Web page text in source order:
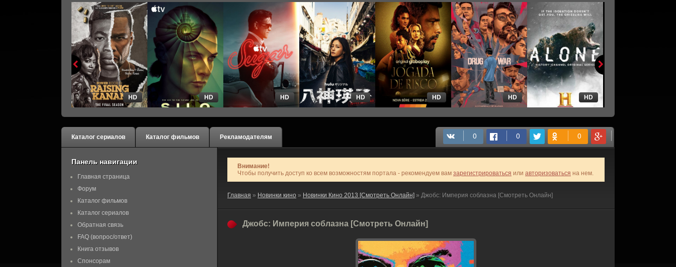
HD HD HD HD HD HD HD
Каталог сериалов Каталог фильмов Рекламодателям
Внимание!
Чтобы получить доступ ко всем возможностям портала - рекомендуем вам зарегистрироваться или авторизоваться на нем.
Главная » Новинки кино » Новинки Кино 2013 [Смотреть Онлайн] » Джобс: Империя соблазна [Смотреть Онлайн]
Джобс: Империя соблазна [Смотреть Онлайн]
Панель навигации
Главная страница
Форум
Каталог фильмов
Каталог сериалов
Обратная связь
FAQ (вопрос/ответ)
Книга отзывов
Спонсорам